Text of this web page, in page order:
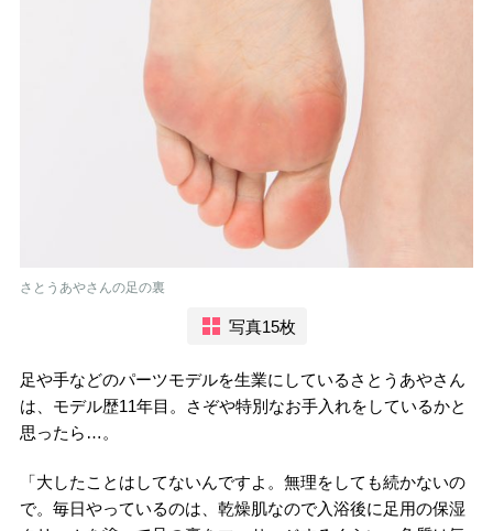
さとうあやさんの足の裏
写真15枚
足や手などのパーツモデルを生業にしているさとうあやさん
は、モデル歴11年目。さぞや特別なお手入れをしているかと
思ったら…。
「大したことはしてないんですよ。無理をしても続かないの
で。毎日やっているのは、乾燥肌なので入浴後に足用の保湿